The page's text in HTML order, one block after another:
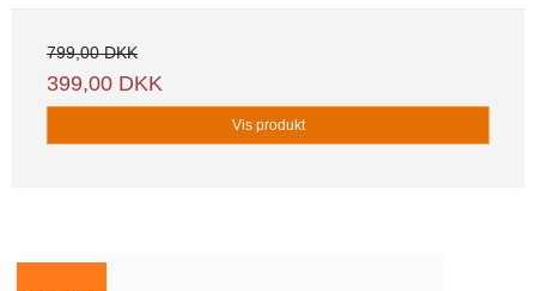
799,00 DKK
399,00 DKK
Vis produkt